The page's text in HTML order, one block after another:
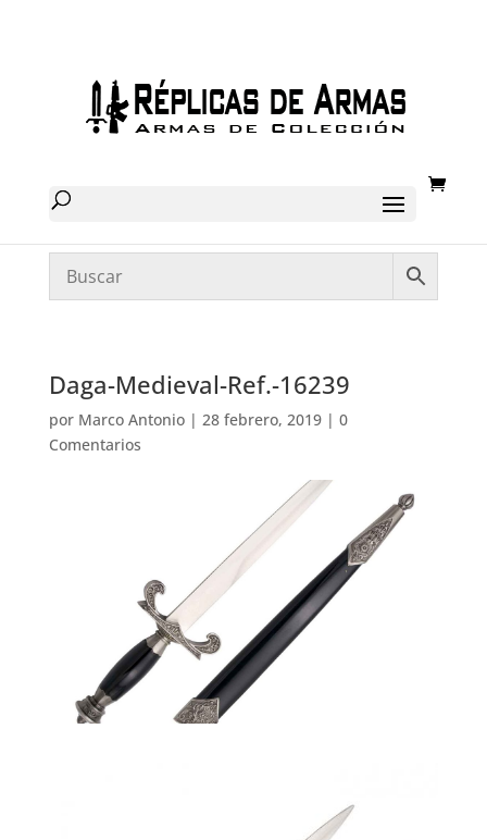
Daga-Medieval-Ref.-16239
por Marco Antonio| 28 febrero, 2019| 0
Comentarios